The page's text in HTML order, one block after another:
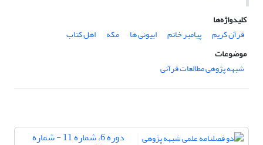
کلیدواژه‌ها
قرآن کریم
پیامبر خاتم ابیونی ها مکه
اهل کتاب
موضوعات
شبهه پژوهی مطالعات قرآنی
دوره 6، شماره 11 - شماره